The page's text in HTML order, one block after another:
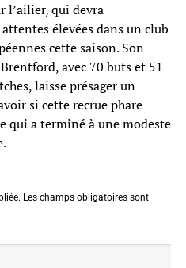
l’ailier, qui devra
élevées dans un club
cette saison. Son
avec 70 buts et 51
laisse présager un
si cette recrue phare
qui a terminé à une modeste
Les champs obligatoires sont